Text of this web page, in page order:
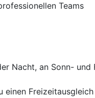
Teams
Nacht, an Sonn-
einen Freizeitausgleich